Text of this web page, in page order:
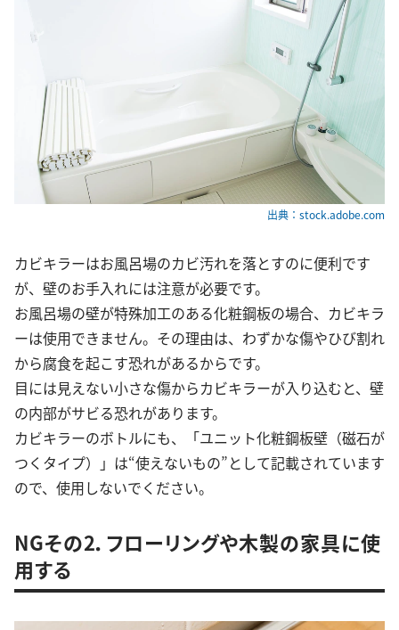
出典：stock.adobe.com
カビキラーはお風呂場のカビ汚れを落とすのに便利です
が、壁のお手入れには注意が必要です。
お風呂場の壁が特殊加工のある化粧鋼板の場合、カビキラ
ーは使用できません。その理由は、わずかな傷やひび割れ
から腐食を起こす恐れがあるからです。
目には見えない小さな傷からカビキラーが入り込むと、壁
の内部がサビる恐れがあります。
カビキラーのボトルにも、「ユニット化粧鋼板壁（磁石が
つくタイプ）」は“使えないもの”として記載されています
ので、使用しないでください。
NGその2．フローリングや木製の家具に使
用する